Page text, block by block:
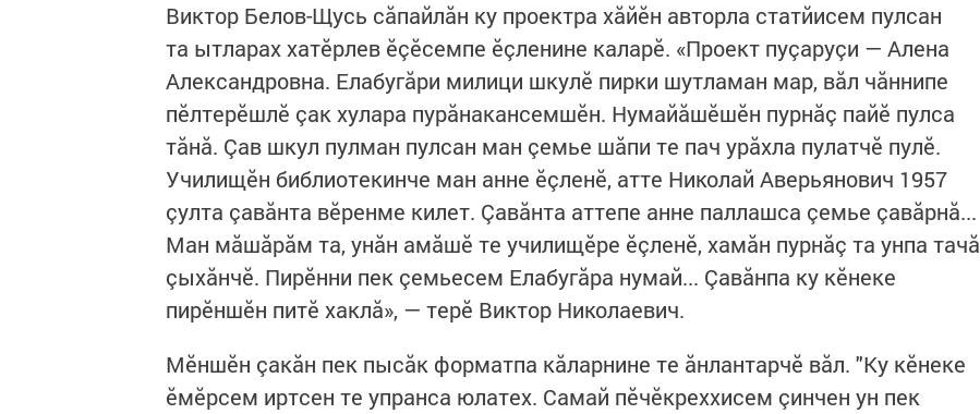
Виктор Белов-Щусь сăпайлăн ку проектра хăйӗн авторла статйисем пулсан
та ытларах хатӗрлев ӗçӗсемпе ӗçленине каларӗ. «Проект пуçаруçи — Алена
Александровна. Елабугăри милици шкулӗ пирки шутламан мар, вăл чăннипе
пӗлтерӗшлӗ çак хулара пурăнакансемшӗн. Нумайăшӗшӗн пурнăç пайӗ пулса
тăнă. Çав шкул пулман пулсан ман çемье шăпи те пач урăхла пулатчӗ пулӗ.
Училищӗн библиотекинче ман анне ӗçленӗ, атте Николай Аверьянович 1957
çулта çавăнта вӗренме килет. Çавăнта аттепе анне паллашса çемье çавăрнă...
Ман мăшăрăм та, унăн амăшӗ те училищӗре ӗçленӗ, хамăн пурнăç та унпа тачă
çыхăнчӗ. Пирӗнни пек çемьесем Елабугăра нумай... Çавăнпа ку кӗнеке
пирӗншӗн питӗ хаклă», — терӗ Виктор Николаевич.
Мӗншӗн çакăн пек пысăк форматпа кăларнине те ăнлантарчӗ вăл. "Ку кӗнеке
ӗмӗрсем иртсен те упранса юлатех. Самай пӗчӗкреххисем çинчен ун пек